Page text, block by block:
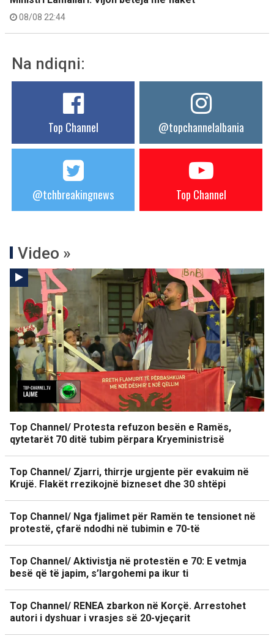
08/08 22:44
Na ndiqni:
Top Channel @topchannelalbania
@tchbreakingnews Top Channel
Video »
Top Channel/ Protesta refuzon besën e Ramës,
qytetarët 70 ditë tubim përpara Kryeministrisë
Top Channel/ Zjarri, thirrje urgjente për evakuim në
Krujë. Flakët rrezikojnë bizneset dhe 30 shtëpi
Top Channel/ Nga fjalimet për Ramën te tensionet në
protestë, çfarë ndodhi në tubimin e 70-të
Top Channel/ Aktivistja në protestën e 70: E vetmja
besë që të japim, s’largohemi pa ikur ti
Top Channel/ RENEA zbarkon në Korçë. Arrestohet
autori i dyshuar i vrasjes së 20-vjeçarit